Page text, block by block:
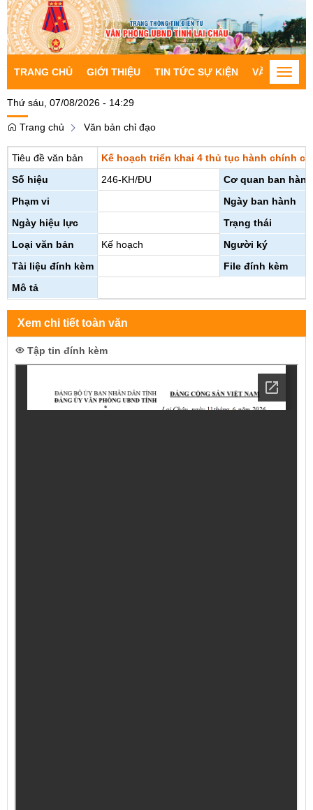
TRANG CHỦ GIỚI THIỆU TIN TỨC SỰ KIỆN VĂN BẢNToggle
Thứ sáu, 07/08/2026 - 14:29
Trang chủ Văn bản chỉ đạo
Tiêu đề văn bản
Kế hoạch triển khai 4 thủ tục hành chính
Số hiệu
246-KH/ĐU
Cơ quan ban hành
Phạm vi
Ngày ban hành
Ngày hiệu lực
Trạng thái
Loại văn bản
Kế hoạch
Người ký
Tài liệu đính kèm
File đính kèm
Mô tả
Xem chi tiết toàn văn
Tập tin đính kèm